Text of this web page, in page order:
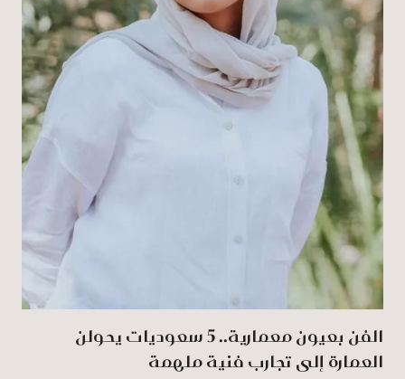
الفن بعيون معمارية.. 5 سعوديات يحولن
العمارة إلى تجارب فنية ملهمة